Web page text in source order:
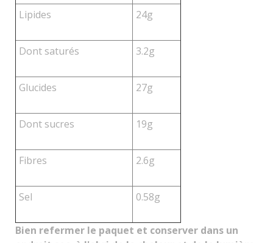
Lipides 24g
Dont saturés 3.2g
Glucides 27g
Dont sucres 19g
Fibres 2.6g
Sel 0.58g
Bien refermer le paquet et conserver dans un